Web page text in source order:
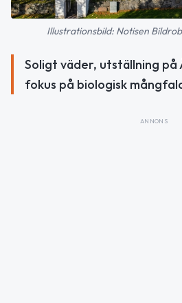
Illustrationsbild: Notisen
Soligt väder, utställning på
fokus på biologisk
ANNONS